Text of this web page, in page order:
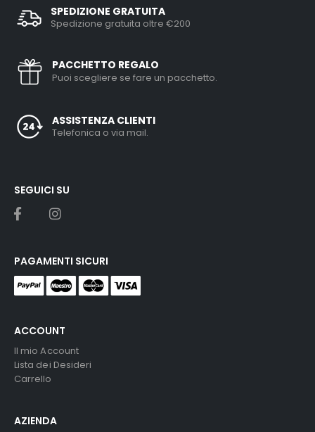
SPEDIZIONE GRATUITA
Spedizione gratuita oltre €200
PACCHETTO REGALO
Puoi scegliere se fare un pacchetto.
ASSISTENZA CLIENTI
Telefonica o via mail.
ACCOUNT
Il mio Account
Lista dei Desideri
Carrello
AZIENDA
SEGUICI SU
PAGAMENTI SICURI